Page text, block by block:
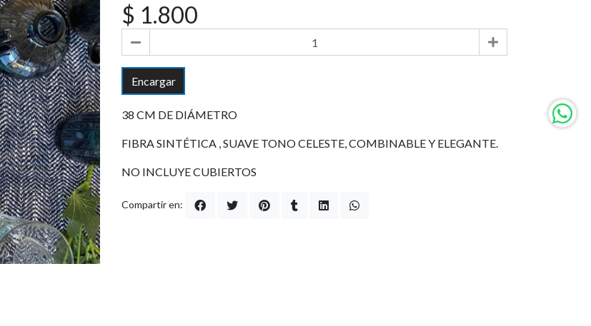
$ 1.800
Encargar
38 CM DE DIÁMETRO
FIBRA SINTÉTICA , SUAVE TONO CELESTE, COMBINABLE Y ELEGANTE.
NO INCLUYE CUBIERTOS
Compartir en: